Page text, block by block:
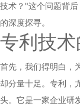
技术？"这个问题背
的深度探寻。
专利技
首先，我们得明白，
却分量十足。专利，
头。它是一家企业研